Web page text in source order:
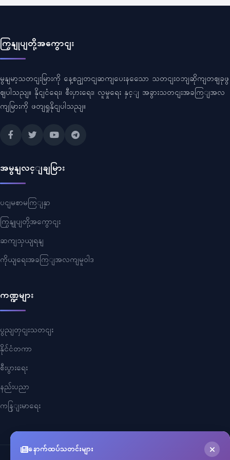
ကြှနျုပျတို့အကွောငျး
မွနျမာ့သတငျးမြားကို နေ့စဥျတငျဆကျပေးနသေော သတငျးဝဘျဆိုကျတဈခုဖွ
ဈပါသညျ။ နိုငျငံရေး၊ စီးပှားရေး၊ လူမှုရေး နှင့ျ အခွားသတငျးအခကြျအလ
ကျမြားကို ဖတျရှုနိုငျပါသညျ။
အမွနျလင့ျချမြား
ပငျမစာမကြျနှာ
ကြှနျုပျတို့အကွောငျး
ဆကျသှယျရနျ
ကိုယျရေးအခကြျအလကျမူဝါဒ
ကဏ္ဍများ
ပွညျတှငျးသတငျး
နိုင်ငံတကာ
စီးပွားရေး
နည်းပညာ
ကနြျးမာရေး
နောက်ထပ်သတင်းများ